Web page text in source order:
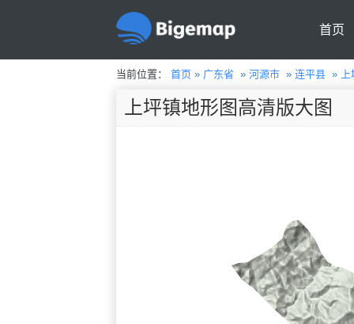
首页
当前位置： 首页» 广东省 » 河源市» 连平县»
上坪镇地形图高清版大图